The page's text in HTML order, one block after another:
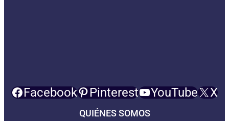
Facebook Pinterest YouTube X
QUIÉNES SOMOS